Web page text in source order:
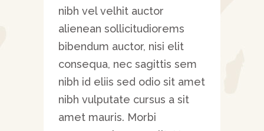
nibh vel velhit auctor
alienean sollicitudiorems
bibendum auctor, nisi elit
consequa, nec sagittis sem
nibh id eliis sed odio sit amet
nibh vulputate cursus a sit
amet mauris. Morbi